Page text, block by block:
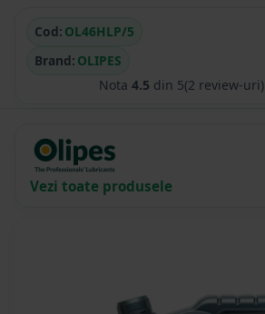
Cod: OL46HLP/5
Brand: OLIPES
Nota 4.5 din 5(2 review-uri)
Vezi toate produsele